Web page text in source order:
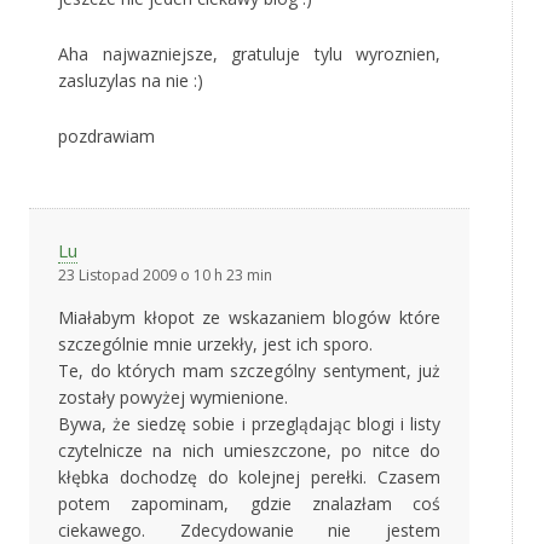
Aha najwazniejsze, gratuluje tylu wyroznien,
zasluzylas na nie :)
pozdrawiam
Lu
23 Listopad 2009 o 10 h 23 min
Miałabym kłopot ze wskazaniem blogów które
szczególnie mnie urzekły, jest ich sporo.
Te, do których mam szczególny sentyment, już
zostały powyżej wymienione.
Bywa, że siedzę sobie i przeglądając blogi i listy
czytelnicze na nich umieszczone, po nitce do
kłębka dochodzę do kolejnej perełki. Czasem
potem zapominam, gdzie znalazłam coś
ciekawego. Zdecydowanie nie jestem